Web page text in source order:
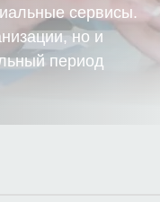
сервисы.
но и
период